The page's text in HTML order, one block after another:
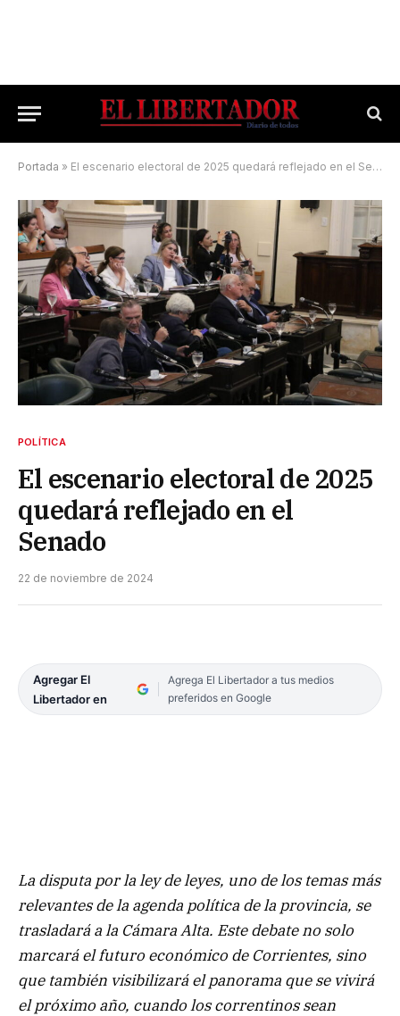
Portada » El escenario electoral de 2025 quedará reflejado en el Senado
POLÍTICA
El escenario electoral de 2025
quedará reflejado en el
Senado
22 de noviembre de 2024
Agregar El
Libertador en
Agrega El Libertador a tus medios
preferidos en Google
La disputa por la ley de leyes, uno de los temas más
relevantes de la agenda política de la provincia, se
trasladará a la Cámara Alta. Este debate no solo
marcará el futuro económico de Corrientes, sino
que también visibilizará el panorama que se vivirá
el próximo año, cuando los correntinos sean